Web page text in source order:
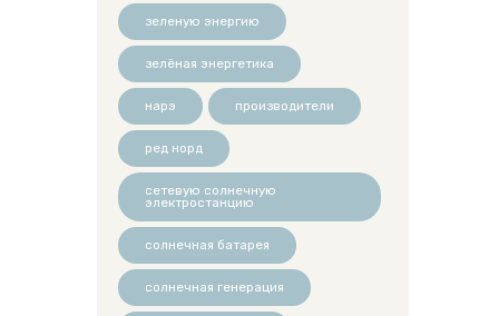
зеленую энергию
зелёная энергетика
нарэ производители
ред норд
сетевую солнечную
электростанцию
солнечная батарея
солнечная генерация